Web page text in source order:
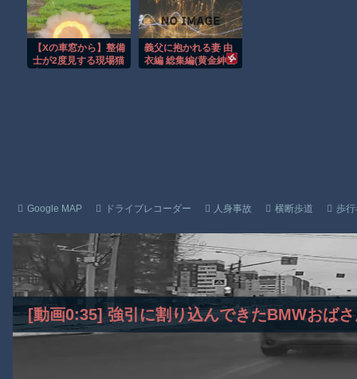
【朗報】大人気漫画「GANTZ」がAmazonでなんと全巻100円ｗ
まだ墓石があるだけマシと見るべきか。今はもう合葬墓ばかり
【動画】新型のさすまた、限界突破ｗｗｗｗｗｗ
日本で深刻なワケ
[8/4]
【Xの車窓から】整備
士が2度見する現場猫
義父に抱かれる妻 由
衣編 総集編(黄金紳士
Google MAP ドライブレコーダー 人身事故 横断歩道 歩
[動画0:35] 強引に割り込んできたBMWおば